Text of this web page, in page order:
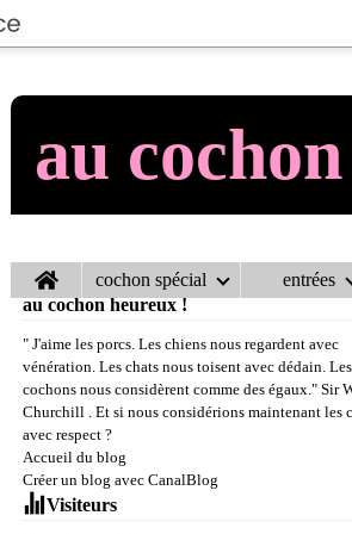
au
Home cochon spécial entrées
au cochon heureux !
" J'aime les porcs. Les chiens nous regardent avec
vénération. Les chats nous toisent avec dédain. Les
cochons nous considèrent comme des égaux." Sir
Churchill . Et si nous considérions maintenant les
avec respect ?
Accueil du blog
Créer un blog avec CanalBlog
Visiteurs